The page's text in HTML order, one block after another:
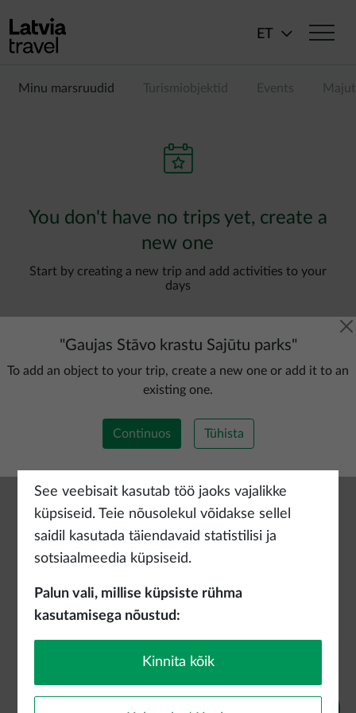
ET
Minu marsruudid Turismiobjektid Events
You don't have no trips yet, create a
new one
Start by creating a new trip and add activities to your
days
Lisada uus marsruut
"Gaujas Stāvo krastu Sajūtu parks"
To add an object to your trip, create a new one or add it to an
existing one.
Continuos Tühista
See veebisait kasutab töö jaoks vajalikke
küpsiseid. Teie nõusolekul võidakse sellel
saidil kasutada täiendavaid statistilisi ja
sotsiaalmeedia küpsiseid.
Palun vali, millise küpsiste rühma
kasutamisega nõustud:
Kinnita kõik